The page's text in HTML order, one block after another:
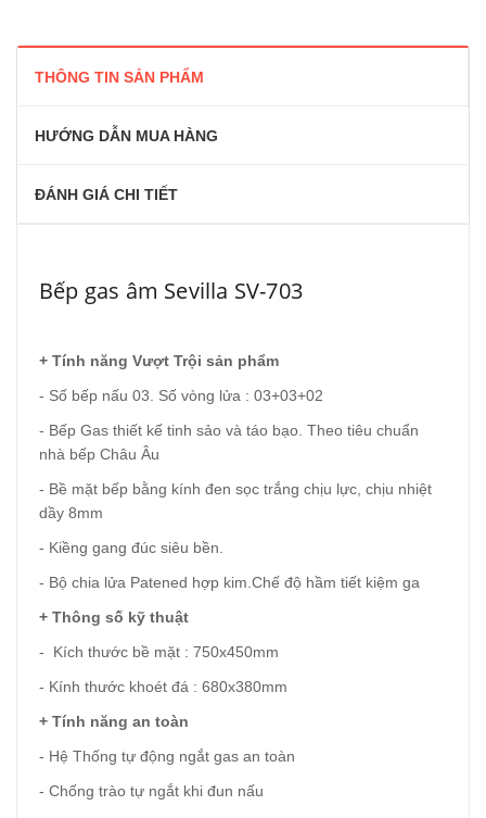
THÔNG TIN SẢN PHẨM
HƯỚNG DẪN MUA HÀNG
ĐÁNH GIÁ CHI TIẾT
Bếp gas âm Sevilla SV-703
+ Tính năng Vượt Trội sản phẩm
- Số bếp nấu 03. Số vòng lửa : 03+03+02
- Bếp Gas thiết kế tinh sảo và táo bạo. Theo tiêu chuẩn
nhà bếp Châu Âu
- Bề mặt bếp bằng kính đen sọc trắng chịu lực, chịu nhiệt
dầy 8mm
- Kiềng gang đúc siêu bền.
- Bộ chia lửa Patened hợp kim.Chế độ hầm tiết kiệm ga
+ Thông số kỹ thuật
- Kích thước bề mặt : 750x450mm
- Kính thước khoét đá : 680x380mm
+ Tính năng an toàn
- Hệ Thống tự động ngắt gas an toàn
- Chống trào tự ngắt khi đun nấu